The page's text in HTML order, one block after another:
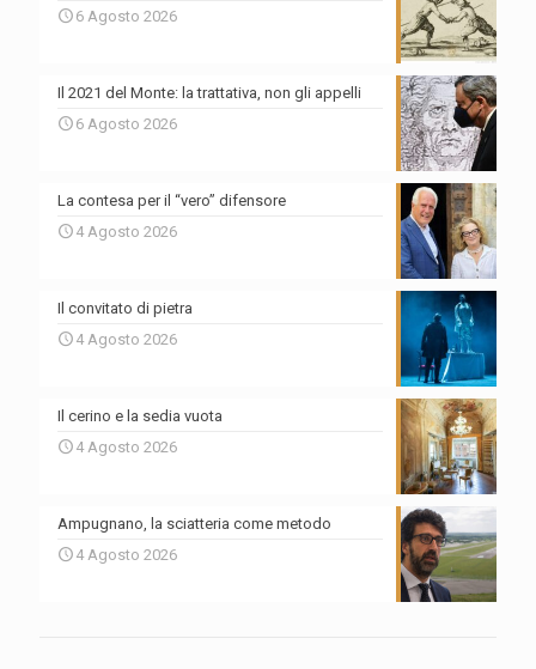
6 Agosto 2026
Il 2021 del Monte: la trattativa, non gli appelli
6 Agosto 2026
La contesa per il “vero” difensore
4 Agosto 2026
Il convitato di pietra
4 Agosto 2026
Il cerino e la sedia vuota
4 Agosto 2026
Ampugnano, la sciatteria come metodo
4 Agosto 2026